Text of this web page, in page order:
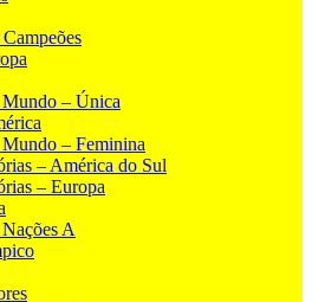
– Única
– Feminina
– América do Sul
– Europa
A